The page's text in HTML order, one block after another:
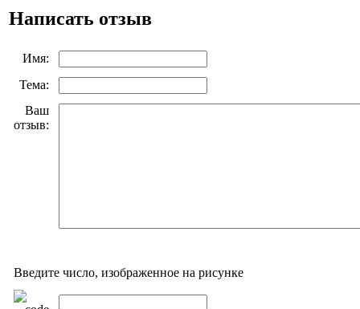
Написать отзыв
Имя:
Тема:
Ваш
отзыв:
Введите число, изображенное на рисунке